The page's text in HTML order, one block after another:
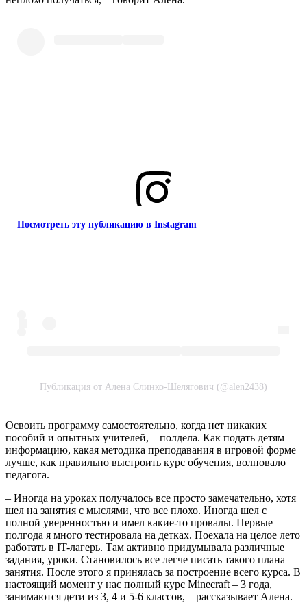
Посмотреть эту публикацию в Instagram
Публикация от Алена Слинко-Шелягович (@alen2438)
Освоить программу самостоятельно, когда нет никаких
пособий и опытных учителей, – полдела. Как подать детям
информацию, какая методика преподавания в игровой форме
лучше, как правильно выстроить курс обучения, волновало
педагога.
– Иногда на уроках получалось все просто замечательно, хотя
шел на занятия с мыслями, что все плохо. Иногда шел с
полной уверенностью и имел какие-то провалы. Первые
полгода я много тестировала на детках. Поехала на целое лето
работать в IT-лагерь. Там активно придумывала различные
задания, уроки. Становилось все легче писать такого плана
занятия. После этого я принялась за построение всего курса. В
настоящий момент у нас полный курс Minecraft – 3 года,
занимаются дети из 3, 4 и 5-6 классов, – рассказывает Алена.